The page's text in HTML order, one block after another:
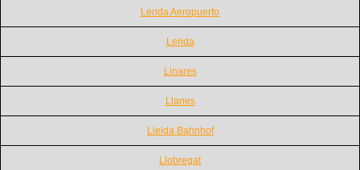
Lerida Aeropuerto
Lerida
Linares
Llanes
Lleida Bahnhof
Llobregat